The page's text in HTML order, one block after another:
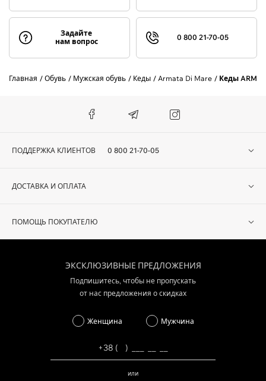
Задайте
нам вопрос
0 800 21-70-05
Главная Обувь Мужская обувь Кеды Armata Di Mare Кеды
ПОДДЕРЖКА КЛИЕНТОВ 0 800 21-70-05
ДОСТАВКА И ОПЛАТА
ПОМОЩЬ ПОКУПАТЕЛЮ
ЭКСКЛЮЗИВНЫЕ ПРЕДЛОЖЕНИЯ
Подпишитесь, чтобы не пропускать
от нас предложения о скидках
Женщина Мужчина
или